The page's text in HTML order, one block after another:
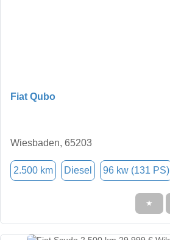
Fiat Qubo
Wiesbaden, 65203
2.500 km Diesel 96 kw (131 PS)
★